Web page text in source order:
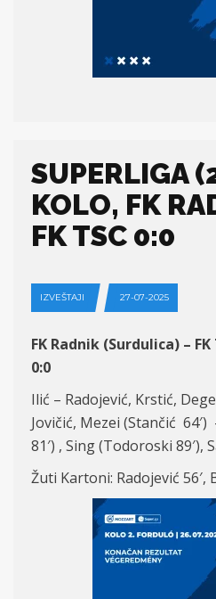
SUPERLIGA
KOLO, FK
FK TSC 0:0
IZVEŠTAJI 27-07-2025
FK Radnik (Surdulica) –
0:0
Ilić – Radojević, Krstić,
Jovičić, Mezei (Stančić
81′) , Sing (Todoroski 89′),
Žuti Kartoni: Radojević 56′,